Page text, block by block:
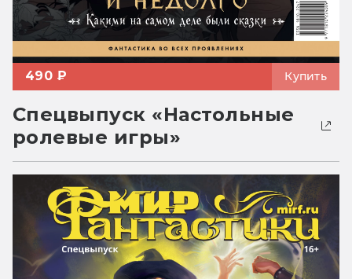
490 ₽ Купить
Спецвыпуск «Настольные
ролевые игры»